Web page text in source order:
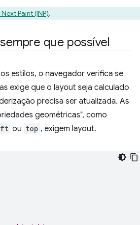
Paint (INP).
que possível
estilos, o navegador verifica se
exige que o layout seja calculado
precisa ser atualizada. As
geométricas", como
ou top , exigem layout.